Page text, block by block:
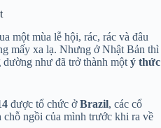
một mùa lễ hội, rác, rác và đâu
mấy xa lạ. Nhưng ở Nhật Bản thì
dường như đã trở thành một ý thức
được tổ chức ởBrazil, các cổ
chỗ ngồi của mình trước khi ra về